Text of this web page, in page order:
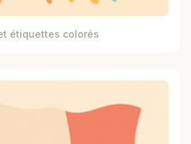
étiquettes colorés